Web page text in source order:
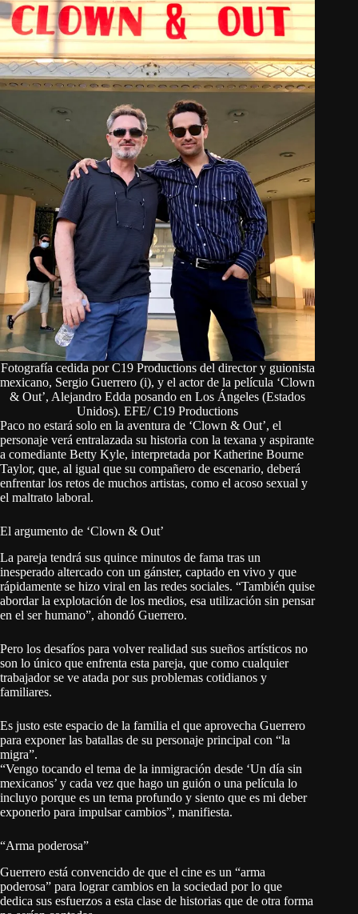
Fotografía cedida por C19 Productions del director y guionista
mexicano, Sergio Guerrero (i), y el actor de la película ‘Clown
& Out’, Alejandro Edda posando en Los Ángeles (Estados
Unidos). EFE/ C19 Productions
Paco no estará solo en la aventura de ‘Clown & Out’, el
personaje verá entralazada su historia con la texana y aspirante
a comediante Betty Kyle, interpretada por Katherine Bourne
Taylor, que, al igual que su compañero de escenario, deberá
enfrentar los retos de muchos artistas, como el acoso sexual y
el maltrato laboral.
El argumento de ‘Clown & Out’
La pareja tendrá sus quince minutos de fama tras un
inesperado altercado con un gánster, captado en vivo y que
rápidamente se hizo viral en las redes sociales. “También quise
abordar la explotación de los medios, esa utilización sin pensar
en el ser humano”, ahondó Guerrero.
Pero los desafíos para volver realidad sus sueños artísticos no
son lo único que enfrenta esta pareja, que como cualquier
trabajador se ve atada por sus problemas cotidianos y
familiares.
Es justo este espacio de la familia el que aprovecha Guerrero
para exponer las batallas de su personaje principal con “la
migra”.
“Vengo tocando el tema de la inmigración desde ‘Un día sin
mexicanos’ y cada vez que hago un guión o una película lo
incluyo porque es un tema profundo y siento que es mi deber
exponerlo para impulsar cambios”, manifiesta.
“Arma poderosa”
Guerrero está convencido de que el cine es un “arma
poderosa” para lograr cambios en la sociedad por lo que
dedica sus esfuerzos a esta clase de historias que de otra forma